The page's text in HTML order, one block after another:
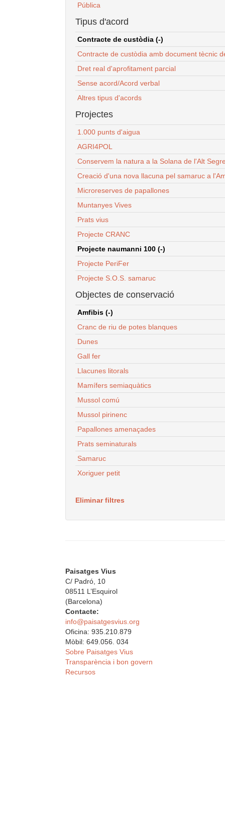
Pública
Tipus d'acord
Contracte de custòdia (-)
Contracte de custòdia amb document tècnic
Dret real d'aprofitament parcial
Sense acord/Acord verbal
Altres tipus d'acords
Projectes
1.000 punts d'aigua
AGRI4POL
Conservem la natura a la Solana de l'Alt
Creació d'una nova llacuna pel samaruc a
Microreserves de papallones
Muntanyes Vives
Prats vius
Projecte CRANC
Projecte naumanni 100 (-)
Projecte PeriFer
Projecte S.O.S. samaruc
Objectes de conservació
Amfibis (-)
Cranc de riu de potes blanques
Dunes
Gall fer
Llacunes litorals
Mamífers semiaquàtics
Mussol comú
Mussol pirinenc
Papallones amenaçades
Prats seminaturals
Samaruc
Xoriguer petit
Eliminar filtres
Paisatges Vius
C/ Padró, 10
08511 L’Esquirol
(Barcelona)
Contacte:
info@paisatgesvius.org
Oficina: 935.210.879
Mòbil: 649.056. 034
Sobre Paisatges Vius
Transparència i bon govern
Recursos